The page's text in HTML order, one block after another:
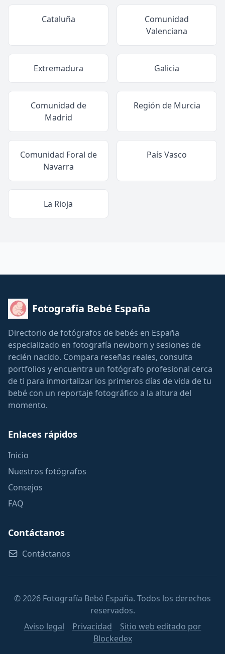
Cataluña
Comunidad
Valenciana
Extremadura Galicia
Comunidad de
Madrid
Región de Murcia
Comunidad Foral de
Navarra
País Vasco
La Rioja
Fotografía Bebé España
Directorio de fotógrafos de bebés en España
especializado en fotografía newborn y sesiones de
recién nacido. Compara reseñas reales, consulta
portfolios y encuentra un fotógrafo profesional cerca
de ti para inmortalizar los primeros días de vida de tu
bebé con un reportaje fotográfico a la altura del
momento.
Enlaces rápidos
Inicio
Nuestros fotógrafos
Consejos
FAQ
Contáctanos
Contáctanos
© 2026 Fotografía Bebé España. Todos los derechos
reservados.
Aviso legal
Privacidad
Sitio web editado por
Blockedex